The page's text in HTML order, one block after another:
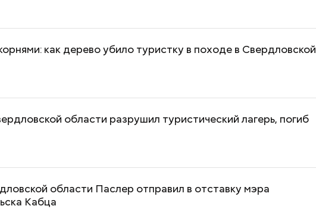
как дерево убило туристку в походе в Свердловской
области разрушил туристический лагерь, погиб
области Паслер отправил в отставку мэра
Кабца